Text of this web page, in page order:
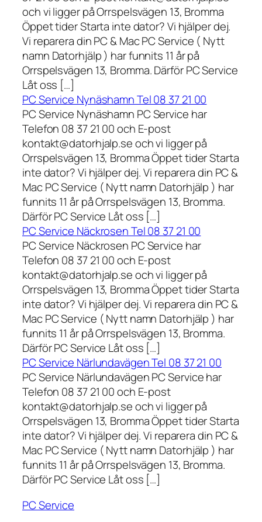
och vi ligger på Orrspelsvägen 13, Bromma
Öppet tider Starta inte dator? Vi hjälper dej.
Vi reparera din PC & Mac PC Service ( Nytt
namn Datorhjälp ) har funnits 11 år på
Orrspelsvägen 13, Bromma. Därför PC Service
Låt oss […]
PC Service Nynäshamn Tel 08 37 21 00
PC Service Nynäshamn PC Service har
Telefon 08 37 21 00 och E-post
kontakt@datorhjalp.se och vi ligger på
Orrspelsvägen 13, Bromma Öppet tider Starta
inte dator? Vi hjälper dej. Vi reparera din PC &
Mac PC Service ( Nytt namn Datorhjälp ) har
funnits 11 år på Orrspelsvägen 13, Bromma.
Därför PC Service Låt oss […]
PC Service Näckrosen Tel 08 37 21 00
PC Service Näckrosen PC Service har
Telefon 08 37 21 00 och E-post
kontakt@datorhjalp.se och vi ligger på
Orrspelsvägen 13, Bromma Öppet tider Starta
inte dator? Vi hjälper dej. Vi reparera din PC &
Mac PC Service ( Nytt namn Datorhjälp ) har
funnits 11 år på Orrspelsvägen 13, Bromma.
Därför PC Service Låt oss […]
PC Service Närlundavägen Tel 08 37 21 00
PC Service Närlundavägen PC Service har
Telefon 08 37 21 00 och E-post
kontakt@datorhjalp.se och vi ligger på
Orrspelsvägen 13, Bromma Öppet tider Starta
inte dator? Vi hjälper dej. Vi reparera din PC &
Mac PC Service ( Nytt namn Datorhjälp ) har
funnits 11 år på Orrspelsvägen 13, Bromma.
Därför PC Service Låt oss […]
PC Service